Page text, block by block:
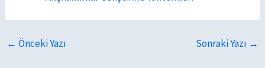
← Önceki Yazı Sonraki Yazı →